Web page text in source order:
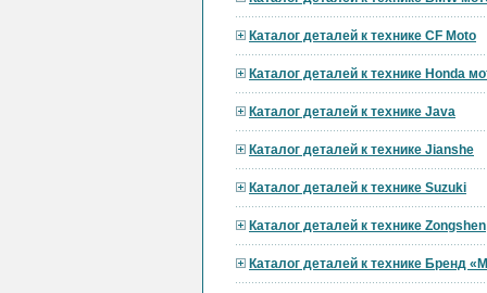
Каталог деталей к технике CF Moto
Каталог деталей к технике Honda
Каталог деталей к технике Java
Каталог деталей к технике Jianshe
Каталог деталей к технике Suzuki
Каталог деталей к технике Zongshen
Каталог деталей к технике Бренд